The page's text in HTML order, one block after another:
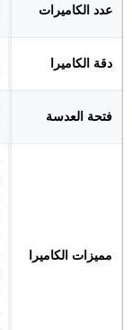
عدد الكاميرات
دقة الكاميرا
فتحة العدسة
مميزات الكاميرا